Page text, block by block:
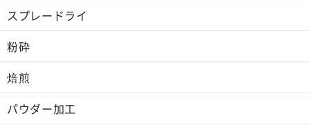
スプレードライ
粉砕
焙煎
パウダー加工